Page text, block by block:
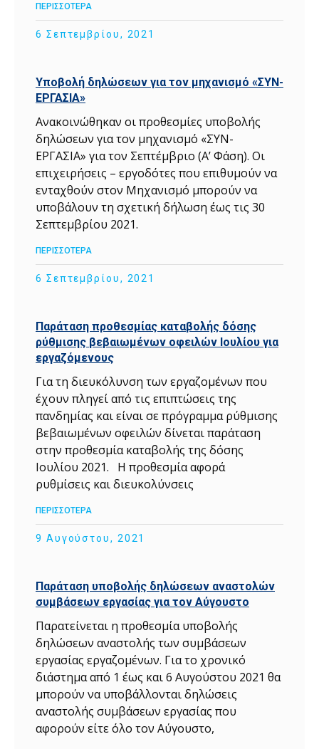
ΠΕΡΙΣΣΟΤΕΡΑ
6 Σεπτεμβρίου, 2021
Υποβολή δηλώσεων για τον μηχανισμό «ΣΥΝ-
ΕΡΓΑΣΙΑ»
Ανακοινώθηκαν οι προθεσμίες υποβολής
δηλώσεων για τον μηχανισμό «ΣΥΝ-
ΕΡΓΑΣΙΑ» για τον Σεπτέμβριο (Α’ Φάση). Οι
επιχειρήσεις – εργοδότες που επιθυμούν να
ενταχθούν στον Μηχανισμό μπορούν να
υποβάλουν τη σχετική δήλωση έως τις 30
Σεπτεμβρίου 2021.
ΠΕΡΙΣΣΟΤΕΡΑ
6 Σεπτεμβρίου, 2021
Παράταση προθεσμίας καταβολής δόσης
ρύθμισης βεβαιωμένων οφειλών Ιουλίου για
εργαζόμενους
Για τη διευκόλυνση των εργαζομένων που
έχουν πληγεί από τις επιπτώσεις της
πανδημίας και είναι σε πρόγραμμα ρύθμισης
βεβαιωμένων οφειλών δίνεται παράταση
στην προθεσμία καταβολής της δόσης
Ιουλίου 2021. Η προθεσμία αφορά
ρυθμίσεις και διευκολύνσεις
ΠΕΡΙΣΣΟΤΕΡΑ
9 Αυγούστου, 2021
Παράταση υποβολής δηλώσεων αναστολών
συμβάσεων εργασίας για τον Αύγουστο
Παρατείνεται η προθεσμία υποβολής
δηλώσεων αναστολής των συμβάσεων
εργασίας εργαζομένων. Για το χρονικό
διάστημα από 1 έως και 6 Αυγούστου 2021 θα
μπορούν να υποβάλλονται δηλώσεις
αναστολής συμβάσεων εργασίας που
αφορούν είτε όλο τον Αύγουστο,